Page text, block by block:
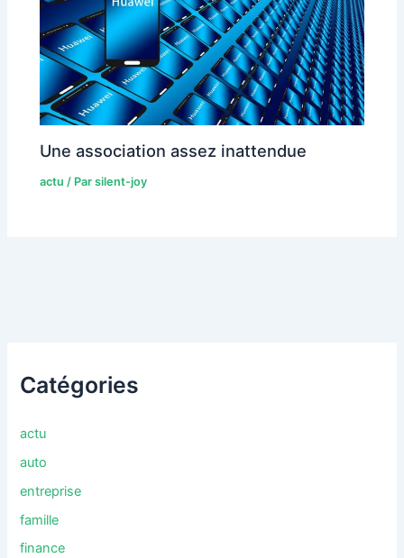
Une association assez inattendue
actu / Parsilent-joy
Catégories
actu
auto
entreprise
famille
finance